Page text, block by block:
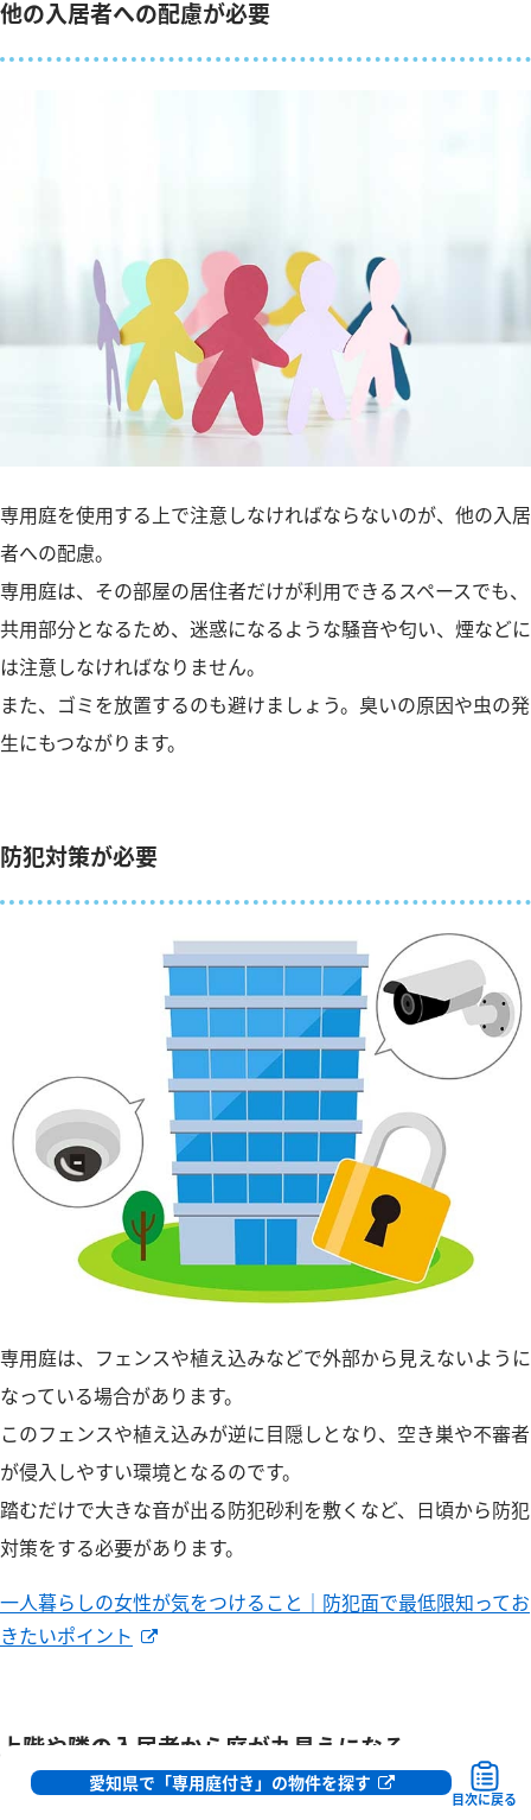
愛知県で「専用庭付き」の物件を探す
目次に戻る
他の入居者への配慮が必要
専用庭を使用する上で注意しなければならないのが、他の入居
者への配慮。
専用庭は、その部屋の居住者だけが利用できるスペースでも、
共用部分となるため、迷惑になるような騒音や匂い、煙などに
は注意しなければなりません。
また、ゴミを放置するのも避けましょう。臭いの原因や虫の発
生にもつながります。
防犯対策が必要
専用庭は、フェンスや植え込みなどで外部から見えないように
なっている場合があります。
このフェンスや植え込みが逆に目隠しとなり、空き巣や不審者
が侵入しやすい環境となるのです。
踏むだけで大きな音が出る防犯砂利を敷くなど、日頃から防犯
対策をする必要があります。
一人暮らしの女性が気をつけること｜防犯面で最低限知ってお
きたいポイント
上階や隣の入居者から庭が丸見えになる